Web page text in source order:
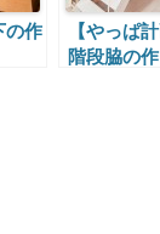
の作
【やっぱ
階段脇の